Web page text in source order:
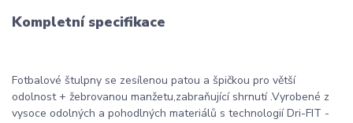
Kompletní specifikace
Fotbalové štulpny se zesílenou patou a špičkou pro větší
odolnost + žebrovanou manžetu,zabraňující shrnutí .Vyrobené z
vysoce odolných a pohodlných materiálů s technologií Dri-FIT -